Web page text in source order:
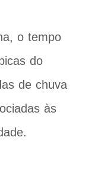
o tempo
do
de chuva
às